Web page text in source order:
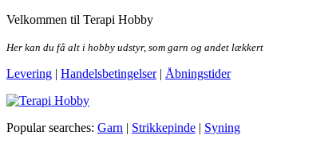
Skip
the
Velkommen til Terapi Hobby
Her kan du få alt i hobby udstyr, som garn og andet lækkert
Levering | Handelsbetingelser| Åbningstider
Terapi Hobby
Popular searches: Garn | Strikkepinde | Syning